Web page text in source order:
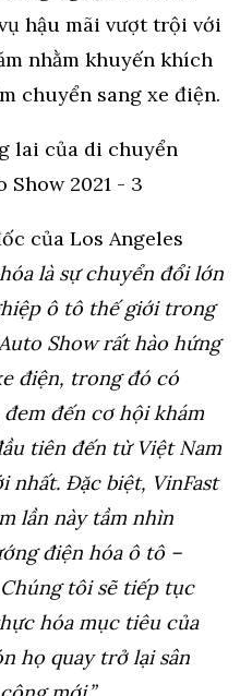
hậu mãi vượt trội với
nhằm khuyến khích
chuyển sang xe điện.
của Los Angeles
là sự chuyển đổi lớn
ô tô thế giới trong
Show rất hào hứng
điện, trong đó có
đến cơ hội khám
tiên đến từ Việt Nam
nhất. Đặc biệt, VinFast
lần này tầm nhìn
điện hóa ô tô –
tôi sẽ tiếp tục
hóa mục tiêu của
họ quay trở lại sân